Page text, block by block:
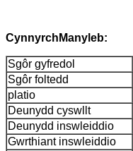
Cynnyrch Manyleb:
Sgôr gyfredol
Sgôr foltedd
platio
Deunydd cyswllt
Deunydd inswleiddio
Gwrthiant inswleiddio